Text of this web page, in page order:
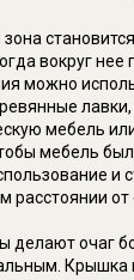
зона
вокруг нее
можно
мебель
мебель
и
расстоянии от
делают очаг
Крышка